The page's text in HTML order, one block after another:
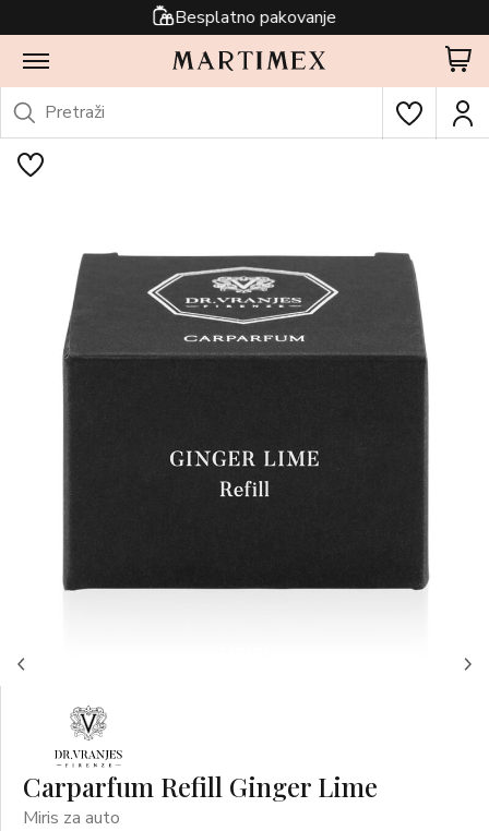
Besplatno pakovanje
Carparfum Refill Ginger Lime
Miris za auto